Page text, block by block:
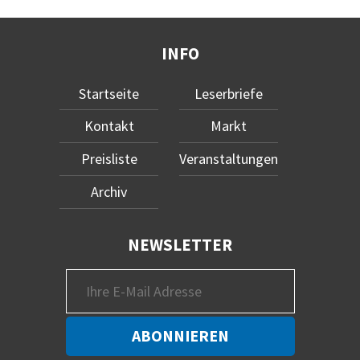
INFO
Startseite
Kontakt
Preisliste
Archiv
Leserbriefe
Markt
Veranstaltungen
NEWSLETTER